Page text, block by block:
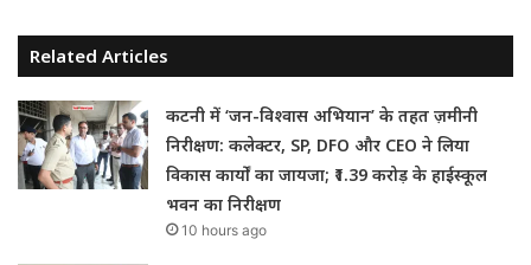
Related Articles
कटनी में ‘जन-विश्वास अभियान’ के तहत ज़मीनी
निरीक्षण: कलेक्टर, SP, DFO और CEO ने लिया
विकास कार्यों का जायजा; ₹1.39 करोड़ के हाईस्कूल
भवन का निरीक्षण
10 hours ago